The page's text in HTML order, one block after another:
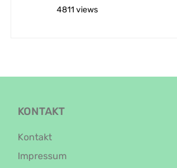
4811 views
KONTAKT
Kontakt
Impressum